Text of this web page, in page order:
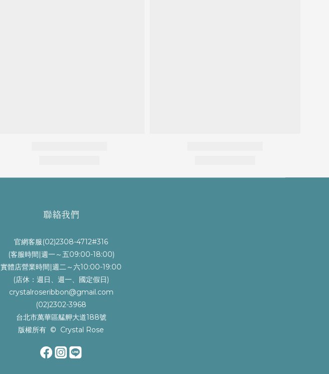
聯絡我們
官網客服(02)2308-4712#316
(客服時間|週一～五09:00-18:00)
實體店營業時間|週二～六10:00-19:00
(店休：週日、週一、國定假日)
crystalroseribbon@gmail.com
(02)2302-3968
台北市萬華區艋舺大道188號
版權所有 © Crystal Rose